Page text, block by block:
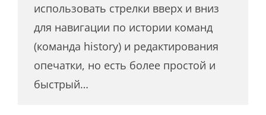
использовать стрелки вверх и вниз
для навигации по истории команд
(команда history) и редактирования
опечатки, но есть более простой и
быстрый…